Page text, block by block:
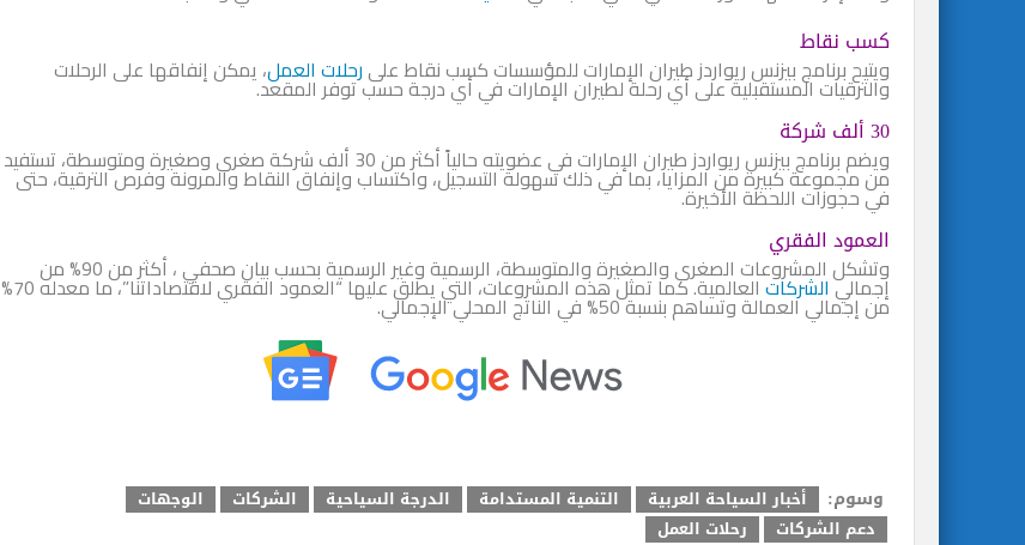
كسب نقاط
ويتيح برنامج بيزنس ريواردز طيران الإمارات للمؤسسات كسب نقاط علىرحلات العمل، يمكن إنفاقها على الرحلات
والترقيات المستقبلية على أي رحلة لطيران الإمارات في أي درجة حسب توفر المقعد.
30 ألف شركة
ويضم برنامج بيزنس ريواردز طيران الإمارات في عضويته حالياً أكثر من 30 ألف شركة صغرى وصغيرة ومتوسطة، تستفيد
من مجموعة كبيرة من المزايا، بما في ذلك سهولة التسجيل، واكتساب وإنفاق النقاط والمرونة وفرص الترقية، حتى
في حجوزات اللحظة الأخيرة.
العمود الفقري
وتشكل المشروعات الصغرى والصغيرة والمتوسطة، الرسمية وغير الرسمية بحسب بيان صحفي ، أكثر من 90% من
إجماليالشركات العالمية. كما تمثل هذه المشروعات، التي يطلق عليها “العمود الفقري لاقتصاداتنا”، ما معدله 70%
من إجمالي العمالة وتساهم بنسبة 50% في الناتج المحلي الإجمالي.
وسوم: أخبار السياحة العربية التنمية المستدامة الدرجة السياحية الشركات
الوجهات
دعم الشركات
رحلات العمل